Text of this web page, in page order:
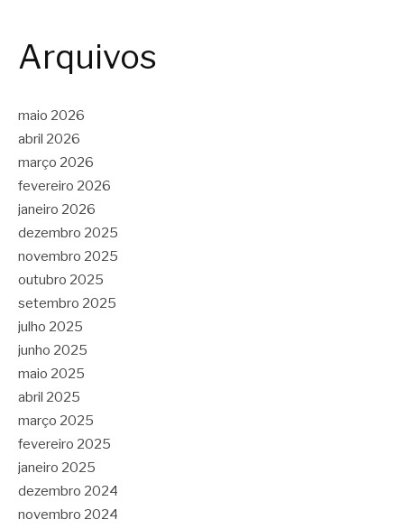
Arquivos
maio 2026
abril 2026
março 2026
fevereiro 2026
janeiro 2026
dezembro 2025
novembro 2025
outubro 2025
setembro 2025
julho 2025
junho 2025
maio 2025
abril 2025
março 2025
fevereiro 2025
janeiro 2025
dezembro 2024
novembro 2024